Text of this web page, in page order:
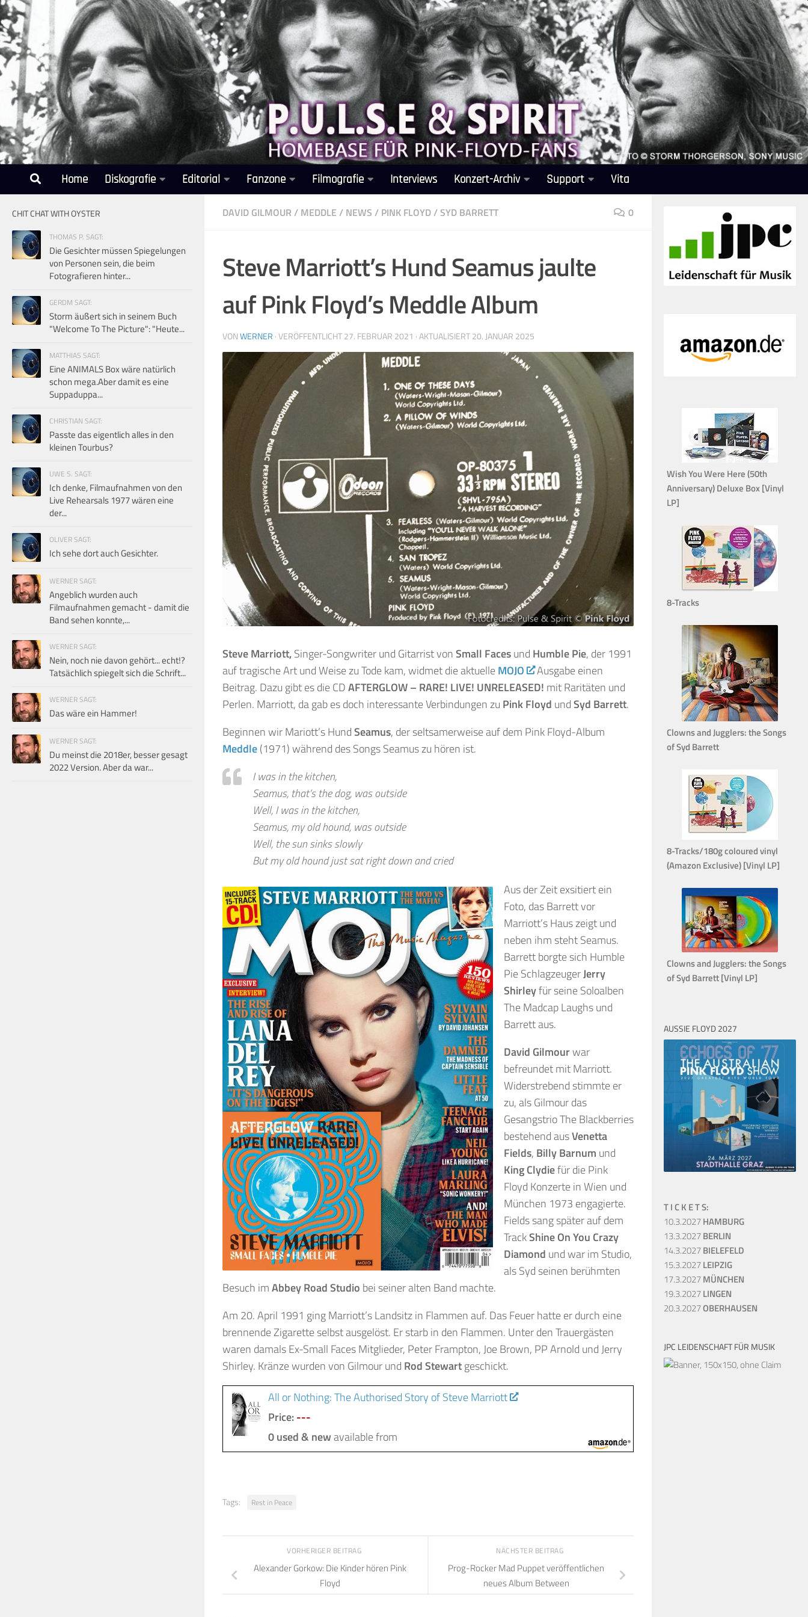
Unter dem Inhalt
Home Diskografie Editorial Fanzone Filmografie Interviews Konzert-Archiv Support Vita
DAVID GILMOUR / MEDDLE / NEWS / PINK FLOYD/ SYD BARRETT 0
Steve Marriott’s Hund Seamus jaulte
auf Pink Floyd’s Meddle Album
VONWERNER · VERÖFFENTLICHT27. FEBRUAR 2021 · AKTUALISIERT20. JANUAR 2025
Steve Marriott,Singer-Songwriter und Gitarrist vonSmall Facesund Humble Pie, der 1991
auf tragische Art und Weise zu Tode kam, widmet die aktuelleMOJO
Ausgabe einen
Beitrag. Dazu gibt es die CDAFTERGLOW– RARE! LIVE! UNRELEASED! mit Raritäten und
Perlen. Marriott, da gab es doch interessante Verbindungen zu Pink Floyd undSyd Barrett.
Beginnen wir Mariott’s HundSeamus, der seltsamerweise auf dem Pink Floyd-Album
Meddle(1971) während des Songs Seamus zu hören ist.
I was in the kitchen,
Seamus, that’s the dog, was outside
Well, I was in the kitchen,
Seamus, my old hound, was outside
Well, the sun sinks slowly
But my old hound just sat right down and cried
Aus der Zeit exsitiert ein
Foto, das Barrett vor
Marriott’s Haus zeigt und
neben ihm steht Seamus.
Barrett borgte sich Humble
Pie SchlagzeugerJerry
Shirleyfür seine Soloalben
The Madcap Laughs und
Barrett aus.
David Gilmourwar
befreundet mit Marriott.
Widerstrebend stimmte er
zu, als Gilmour das
Gesangstrio The Blackberries
bestehend ausVenetta
Fields, Billy Barnum und
King Clydiefür die Pink
Floyd Konzerte in Wien und
München 1973 engagierte.
Fields sang später auf dem
TrackShine On You Crazy
Diamond und war im Studio,
als Syd seinen berühmten
Besuch imAbbey Road Studio bei seiner alten Band machte.
Am 20. April 1991 ging Marriott’s Landsitz in Flammen auf. Das Feuer hatte er durch eine
brennende Zigarette selbst ausgelöst. Er starb in den Flammen. Unter den Trauergästen
waren damals Ex-Small Faces Mitglieder, Peter Frampton, Joe Brown, PP Arnold und Jerry
Shirley. Kränze wurden von Gilmour und Rod Stewartgeschickt.
All or Nothing: The Authorised Story of Steve Marriott
Price:---
0 used & newavailable from
Tags: Rest in Peace
NÄCHSTER BEITRAG
Prog-Rocker Mad Puppet veröffentlichen
neues Album Between
VORHERIGER BEITRAG
Alexander Gorkow: Die Kinder hören Pink
Floyd
CHIT CHAT WITH OYSTER
THOMAS P. SAGT:
Die Gesichter müssen Spiegelungen
von Personen sein, die beim
Fotografieren hinter...
GERDM SAGT:
Storm äußert sich in seinem Buch
"Welcome To The Picture": "Heute...
MATTHIAS SAGT:
Eine ANIMALS Box wäre natürlich
schon mega.Aber damit es eine
Suppaduppa...
CHRISTIAN SAGT:
Passte das eigentlich alles in den
kleinen Tourbus?
UWE S. SAGT:
Ich denke, Filmaufnahmen von den
Live Rehearsals 1977 wären eine
der...
OLIVER SAGT:
Ich sehe dort auch Gesichter.
WERNER SAGT:
Angeblich wurden auch
Filmaufnahmen gemacht - damit die
Band sehen konnte,...
WERNER SAGT:
Nein, noch nie davon gehört... echt!?
Tatsächlich spiegelt sich die Schrift...
WERNER SAGT:
Das wäre ein Hammer!
WERNER SAGT:
Du meinst die 2018er, besser gesagt
2022 Version. Aber da war...
Wish You Were Here (50th
Anniversary) Deluxe Box [Vinyl
LP]
8-Tracks
Clowns and Jugglers: the Songs
of Syd Barrett
8-Tracks/180g coloured vinyl
(Amazon Exclusive) [Vinyl LP]
Clowns and Jugglers: the Songs
of Syd Barrett [Vinyl LP]
AUSSIE FLOYD 2027
T I C K E T S:
10.3.2027HAMBURG
13.3.2027BERLIN
14.3.2027BIELEFELD
15.3.2027LEIPZIG
17.3.2027MÜNCHEN
19.3.2027LINGEN
20.3.2027OBERHAUSEN
JPC LEIDENSCHAFT FÜR MUSIK